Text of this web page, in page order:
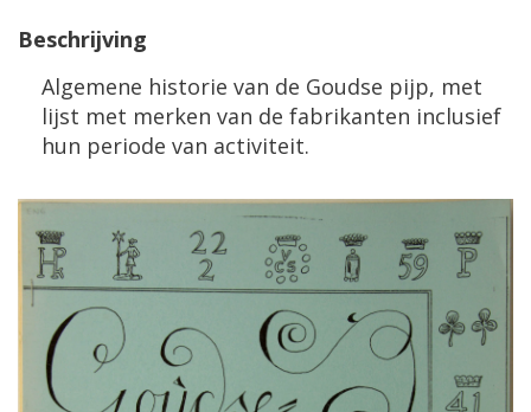
Beschrijving
Algemene historie van de Goudse pijp, met
lijst met merken van de fabrikanten inclusief
hun periode van activiteit.